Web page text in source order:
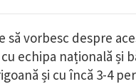
să vorbesc despre
echipa națională și
și cu încă 3-4